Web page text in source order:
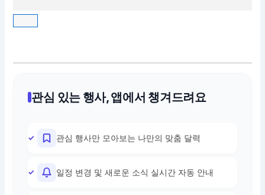
관심 있는 행사, 앱에서 챙겨드려요
관심 행사만 모아보는 나만의 맞춤 달력
일정 변경 및 새로운 소식 실시간 자동 안내